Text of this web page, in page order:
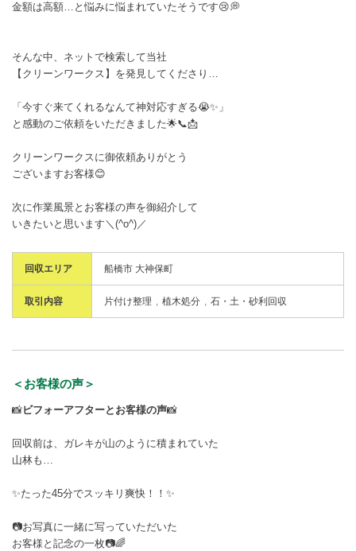
金額は高額…と悩みに悩まれていたそうです😢💭
そんな中、ネットで検索して当社
【クリーンワークス】を発見してくださり…
「今すぐ来てくれるなんて神対応すぎる😭✨」
と感動のご依頼をいただきました🌟📞📩
クリーンワークスに御依頼ありがとう
ございますお客様😊
次に作業風景とお客様の声を御紹介して
いきたいと思います＼(^o^)／
回収エリア 船橋市 大神保町
取引内容 片付け整理 植木処分 石・土・砂利回収
＜お客様の声＞
📸ビフォーアフターとお客様の声📸
回収前は、ガレキが山のように積まれていた
山林も…
✨たった45分でスッキリ爽快！！✨
📷お写真に一緒に写っていただいた
お客様と記念の一枚📷🌈